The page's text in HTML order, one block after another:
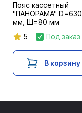
Пояс кассетный
"ПАНОРАМА" D=630
мм, Ш=80 мм
5
Под заказ
В корзину